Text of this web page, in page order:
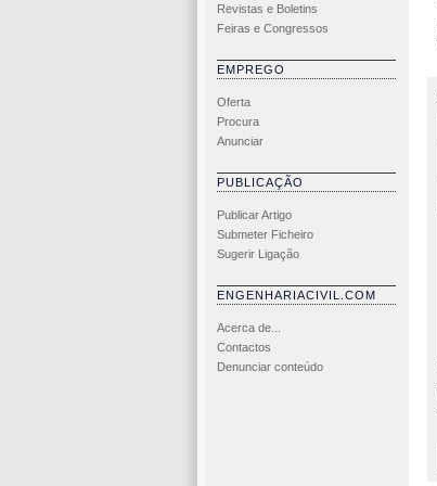
Revistas e Boletins
Feiras e Congressos
EMPREGO
Oferta
Procura
Anunciar
PUBLICAÇÃO
Publicar Artigo
Submeter Ficheiro
Sugerir Ligação
ENGENHARIACIVIL.COM
Acerca de...
Contactos
Denunciar conteúdo